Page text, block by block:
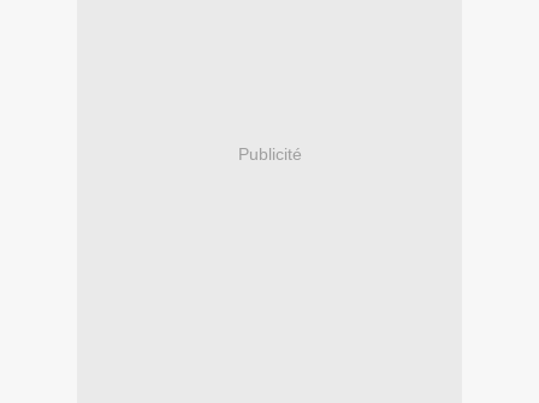
Publicité